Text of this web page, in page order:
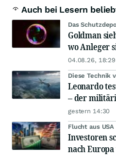
Auch bei Lesern
Das
Goldman
wo Anleger
04.08.26, 18:29
Diese Technik
Leonardo
– der
gestern 14:30
Flucht aus USA
Investoren
nach